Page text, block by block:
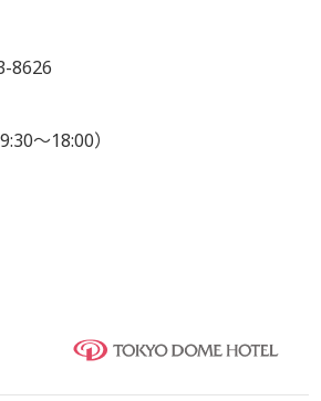
8626
9:30～18:00）